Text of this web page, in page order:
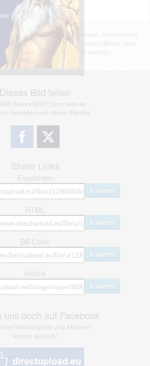
von einem Nutzer hochgeladen. Directupload
für den Inhalt des dargestellten Bildes, wird
nach §2(3) unserer AGB handeln.
Dieses Bild teilen
dieses Bild? Dann teile es
Freunden und deiner Familie.
Share Links
Empfohlen
kopieren
HTML
kopieren
BB Code
kopieren
Hotlink
kopieren
uns doch auf Facebook
Gewinnspiele und Aktionen
warten auf dich!